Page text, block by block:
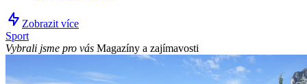
Zobrazit více
Sport
Vybrali jsme pro vás Magazíny a zajímavosti